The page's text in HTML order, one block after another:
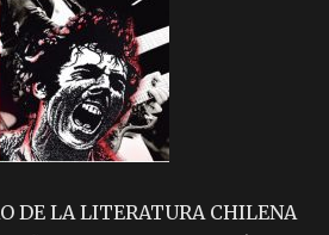
DE LA LITERATURA CHILENA